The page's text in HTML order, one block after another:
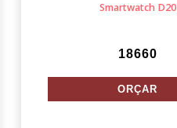
Smartwatch D20
18660